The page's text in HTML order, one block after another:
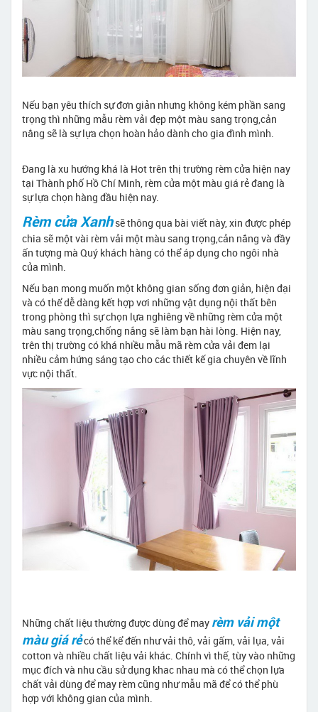
Nếu bạn yêu thích sự đơn giản nhưng không kém phần sang
trọng thì những mẫu rèm vải đẹp một màu sang trọng,cản
nắng sẽ là sự lựa chọn hoàn hảo dành cho gia đình mình.
Đang là xu hướng khá là Hot trên thị trường rèm cửa hiện nay
tại Thành phố Hồ Chí Minh, rèm cửa một màu giá rẻ đang là
sự lựa chọn hàng đầu hiện nay.
Rèm cửa Xanhsẽ thông qua bài viết này, xin được phép
chia sẽ một vài rèm vải một màu sang trọng,cản nắng và đầy
ấn tượng mà Quý khách hàng có thể áp dụng cho ngôi nhà
của mình.
Nếu bạn mong muốn một không gian sống đơn giản, hiện đại
và có thể dễ dàng kết hợp vơi những vật dụng nội thất bên
trong phòng thì sự chọn lựa nghiêng về những rèm cửa một
màu sang trọng,chống nắng sẽ làm bạn hài lòng. Hiện nay,
trên thị trường có khá nhiều mẫu mã rèm cửa vải đem lại
nhiều cảm hứng sáng tạo cho các thiết kế gia chuyên về lĩnh
vực nội thất.
Những chất liệu thường được dùng để may rèm vải một
màu giá rẻcó thể kể đến như vải thô, vải gấm, vải lụa, vải
cotton và nhiều chất liệu vải khác. Chính vì thế, tùy vào những
mục đích và nhu cầu sử dụng khac nhau mà có thể chọn lựa
chất vải dùng để may rèm cũng như mẫu mã để có thể phù
hợp với không gian của mình.